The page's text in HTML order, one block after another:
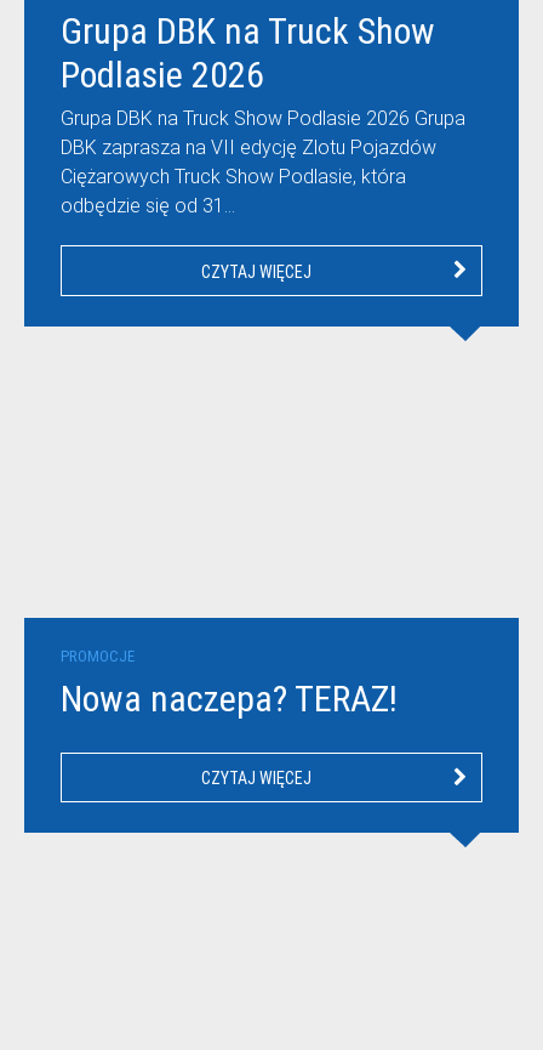
Grupa DBK na Truck Show
Podlasie 2026
Grupa DBK na Truck Show Podlasie 2026 Grupa
DBK zaprasza na VII edycję Zlotu Pojazdów
Ciężarowych Truck Show Podlasie, która
odbędzie się od 31…
CZYTAJ WIĘCEJ
PROMOCJE
Nowa naczepa? TERAZ!
CZYTAJ WIĘCEJ